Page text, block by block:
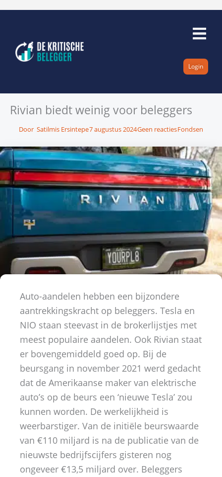
inhoud
Login
Rivian biedt weinig voor beleggers
Door Satilmis Ersintepe7 augustus 2024Geen reactiesFondsen
Auto-aandelen hebben een bijzondere
aantrekkingskracht op beleggers. Tesla en
NIO staan steevast in de brokerlijstjes met
meest populaire aandelen. Ook Rivian staat
er bovengemiddeld goed op. Bij de
beursgang in november 2021 werd gedacht
dat de Amerikaanse maker van elektrische
auto’s op de beurs een ‘nieuwe Tesla’ zou
kunnen worden. De werkelijkheid is
weerbarstiger. Van de initiële beurswaarde
van €110 miljard is na de publicatie van de
nieuwste bedrijfscijfers gisteren nog
ongeveer €13,5 miljard over. Beleggers